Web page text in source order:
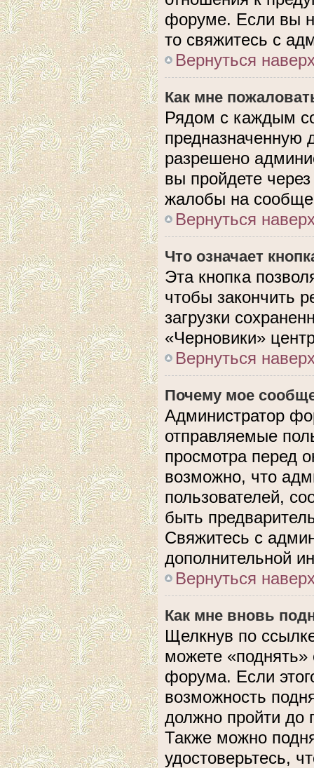
форуме. Если вы
то свяжитесь с
Вернуться
Как мне
Рядом с каждым
предназначенную
разрешено
вы пройдете
жалобы на
Вернуться
Что означает
Эта кнопка
чтобы закончить
загрузки
«Черновики»
Вернуться
Почему мое
Администратор
отправляемые
просмотра перед
возможно, что
пользователей,
быть
Свяжитесь с
дополнительной
Вернуться
Как мне вновь
Щелкнув по
можете
форума. Если
возможность
должно пройти до
Также можно
удостоверьтесь,